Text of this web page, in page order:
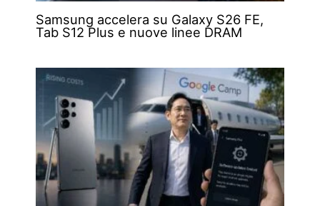
Samsung accelera su Galaxy S26 FE,
Tab S12 Plus e nuove linee DRAM